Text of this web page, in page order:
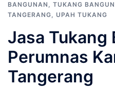
BANGUNAN , TUKANG
TANGERANG, UPAH TUKANG
Jasa Tukang
Perumnas
Tangerang